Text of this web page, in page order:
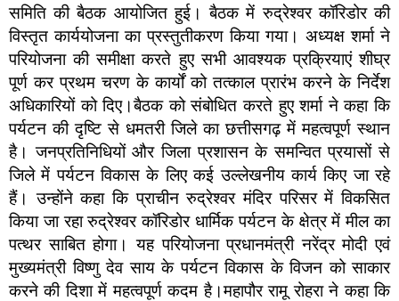
समिति की बैठक आयोजित हुई। बैठक में रुद्रेश्वर कॉरिडोर की
विस्तृत कार्ययोजना का प्रस्तुतीकरण किया गया। अध्यक्ष शर्मा ने
परियोजना की समीक्षा करते हुए सभी आवश्यक प्रक्रियाएं शीघ्र
पूर्ण कर प्रथम चरण के कार्यों को तत्काल प्रारंभ करने के निर्देश
अधिकारियों को दिए।बैठक को संबोधित करते हुए शर्मा ने कहा कि
पर्यटन की दृष्टि से धमतरी जिले का छत्तीसगढ़ में महत्वपूर्ण स्थान
है। जनप्रतिनिधियों और जिला प्रशासन के समन्वित प्रयासों से
जिले में पर्यटन विकास के लिए कई उल्लेखनीय कार्य किए जा रहे
हैं। उन्होंने कहा कि प्राचीन रुद्रेश्वर मंदिर परिसर में विकसित
किया जा रहा रुद्रेश्वर कॉरिडोर धार्मिक पर्यटन के क्षेत्र में मील का
पत्थर साबित होगा। यह परियोजना प्रधानमंत्री नरेंद्र मोदी एवं
मुख्यमंत्री विष्णु देव साय के पर्यटन विकास के विजन को साकार
करने की दिशा में महत्वपूर्ण कदम है।महापौर रामू रोहरा ने कहा कि